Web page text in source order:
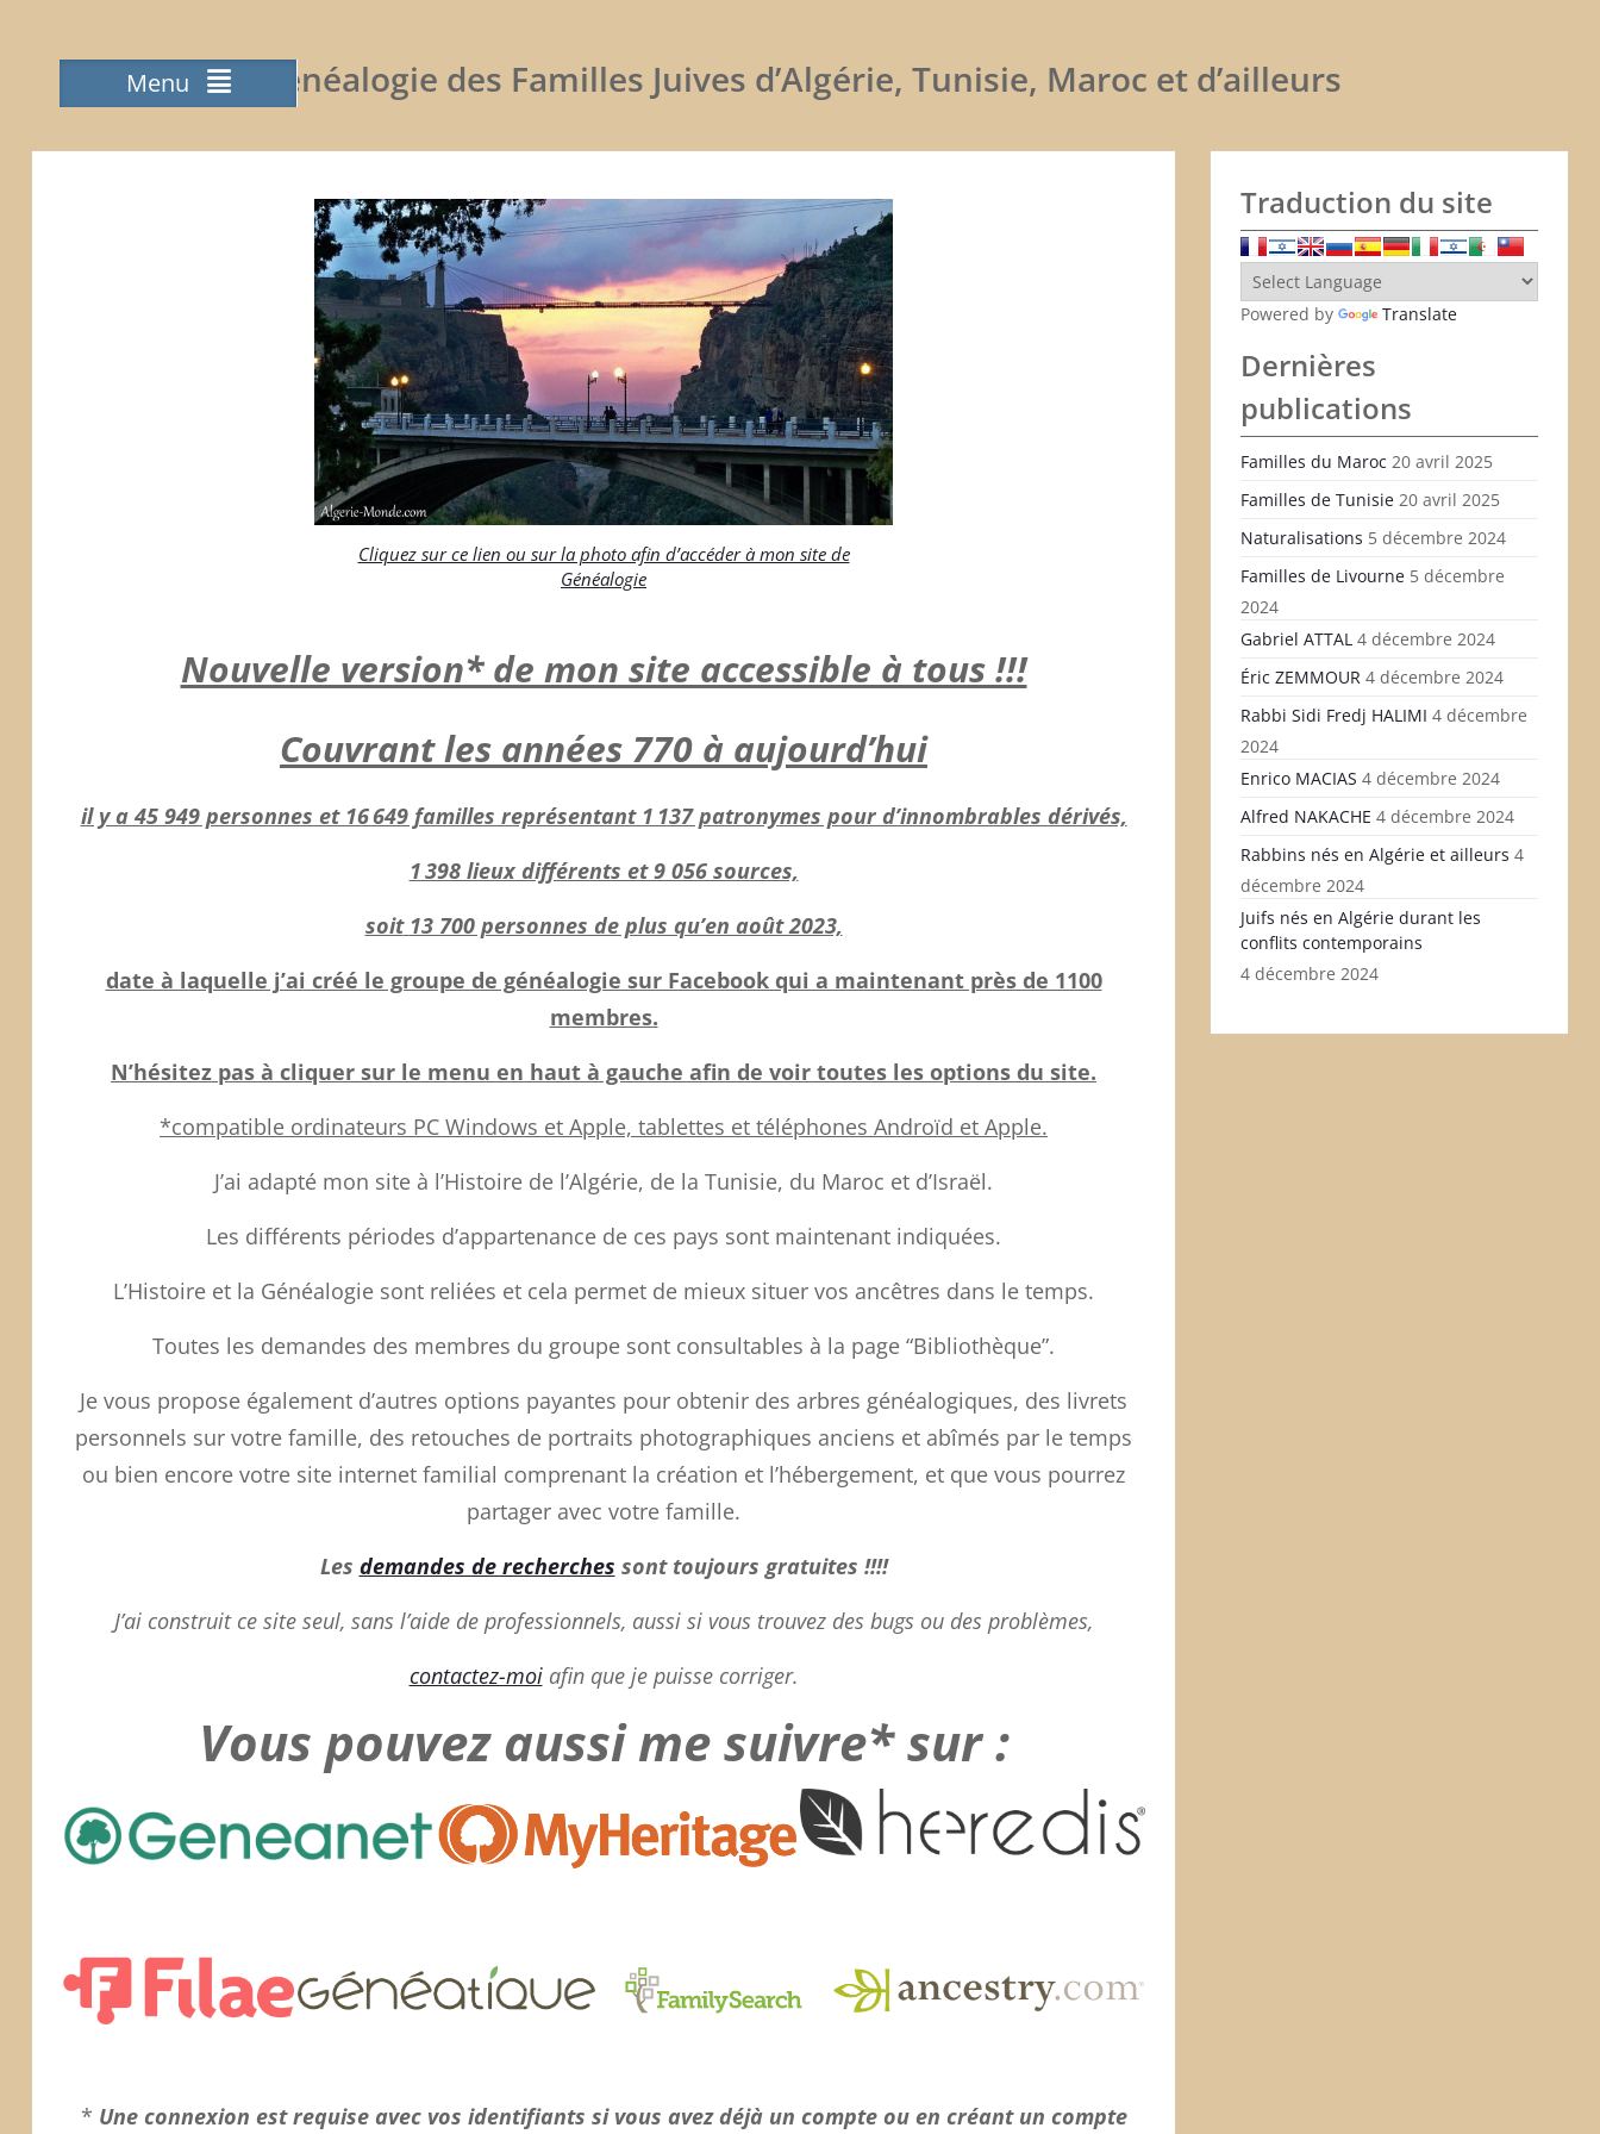
Menu Généalogie des Familles Juives d’Algérie, Tunisie, Maroc et d’ailleurs
Cliquez sur ce lien ou sur la photo afin d’accéder à mon site de
Généalogie
Nouvelle version* de mon site accessible à tous !!!
Couvrant les années 770 à aujourd’hui
il y a 45 949 personnes et 16 649 familles représentant 1 137 patronymes pour d’innombrables dérivés,
1 398 lieux différents et 9 056 sources,
soit 13 700 personnes de plus qu’en août 2023,
date à laquelle j’ai créé le groupe de généalogie sur Facebook qui a maintenant près de 1100
membres.
N’hésitez pas à cliquer sur le menu en haut à gauche afin de voir toutes les options du site.
*compatible ordinateurs PC Windows et Apple, tablettes et téléphones Androïd et Apple.
J’ai adapté mon site à l’Histoire de l’Algérie, de la Tunisie, du Maroc et d’Israël.
Les différents périodes d’appartenance de ces pays sont maintenant indiquées.
L’Histoire et la Généalogie sont reliées et cela permet de mieux situer vos ancêtres dans le temps.
Toutes les demandes des membres du groupe sont consultables à la page “Bibliothèque”.
Je vous propose également d’autres options payantes pour obtenir des arbres généalogiques, des livrets
personnels sur votre famille, des retouches de portraits photographiques anciens et abîmés par le temps
ou bien encore votre site internet familial comprenant la création et l’hébergement, et que vous pourrez
partager avec votre famille.
Les demandes de recherches sont toujours gratuites !!!!
J’ai construit ce site seul, sans l’aide de professionnels, aussi si vous trouvez des bugs ou des problèmes,
contactez-moiafin que je puisse corriger.
Vous pouvez aussi me suivre* sur :
* Une connexion est requise avec vos identifiants si vous avez déjà un compte ou en créant un compte
Traduction du site
Powered by Translate
Dernières
publications
Familles du Maroc 20 avril 2025
Familles de Tunisie 20 avril 2025
Naturalisations 5 décembre 2024
Familles de Livourne 5 décembre
2024
Gabriel ATTAL 4 décembre 2024
Éric ZEMMOUR 4 décembre 2024
Rabbi Sidi Fredj HALIMI 4 décembre
2024
Enrico MACIAS 4 décembre 2024
Alfred NAKACHE 4 décembre 2024
Rabbins nés en Algérie et ailleurs 4
décembre 2024
Juifs nés en Algérie durant les
conflits contemporains
4 décembre 2024